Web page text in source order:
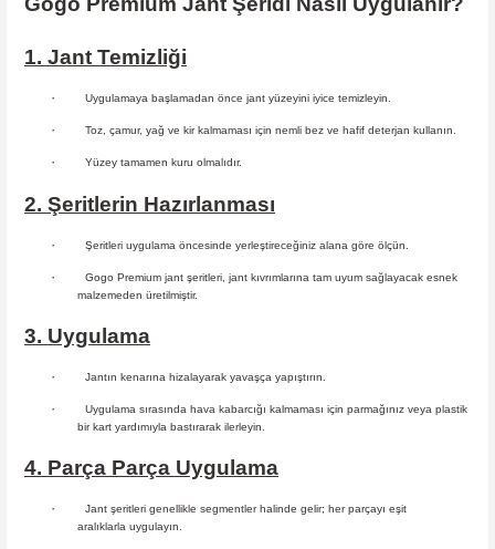
1. Jant Temizliği
· Uygulamaya başlamadan önce jant yüzeyini iyice temizleyin.
· Toz, çamur, yağ ve kir kalmaması için nemli bez ve hafif deterjan kullanın.
· Yüzey tamamen kuru olmalıdır.
2. Şeritlerin Hazırlanması
· Şeritleri uygulama öncesinde yerleştireceğiniz alana göre ölçün.
·
Gogo Premium jant şeritleri, jant kıvrımlarına tam uyum sağlayacak esnek
malzemeden üretilmiştir.
3. Uygulama
· Jantın kenarına hizalayarak yavaşça yapıştırın.
·
Uygulama sırasında hava kabarcığı kalmaması için parmağınız veya plastik
bir kart yardımıyla bastırarak ilerleyin.
4. Parça Parça Uygulama
·
Jant şeritleri genellikle segmentler halinde gelir; her parçayı eşit
aralıklarla uygulayın.